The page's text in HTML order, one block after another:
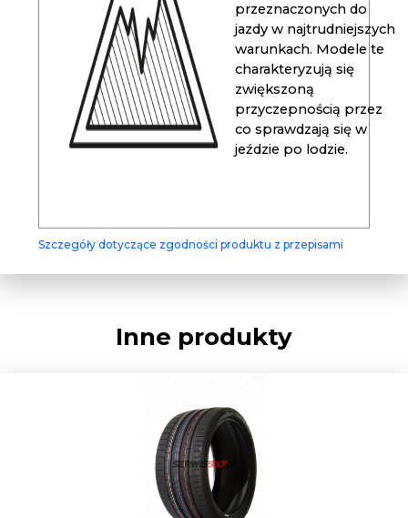
przeznaczonych do
jazdy w najtrudniejszych
warunkach. Modele te
charakteryzują się
zwiększoną
przyczepnością przez
co sprawdzają się w
jeździe po lodzie.
Szczegóły dotyczące zgodności produktu z przepisami
Inne produkty